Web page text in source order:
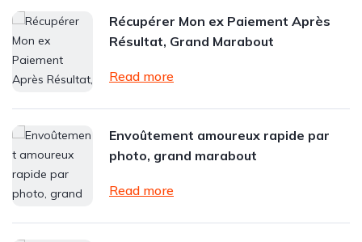
Récupérer Mon ex Paiement Après
Résultat, Grand Marabout
Read more
Envoûtement amoureux rapide par
photo, grand marabout
Read more